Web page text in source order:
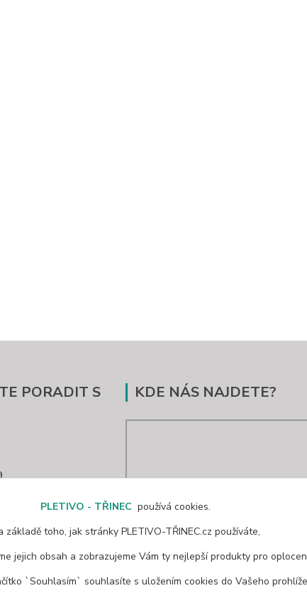
PORADIT S
KDE NÁS NAJDETE?
PLETIVO - TŘINEC používá cookies.
základě toho, jak stránky PLETIVO-TŘINEC.cz používáte,
jejich obsah a zobrazujeme Vám ty nejlepší produkty pro
`Souhlasím` souhlasíte s uložením cookies do Vašeho